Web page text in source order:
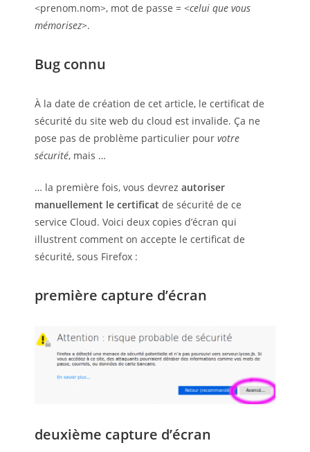
<prenom.nom>, mot de passe = <celui que vous
mémorisez>.
Bug connu
À la date de création de cet article, le certificat de
sécurité du site web du cloud est invalide. Ça ne
pose pas de problème particulier pour votre
sécurité, mais …
… la première fois, vous devrez autoriser
manuellement le certificat de sécurité de ce
service Cloud. Voici deux copies d’écran qui
illustrent comment on accepte le certificat de
sécurité, sous Firefox :
première capture d’écran
deuxième capture d’écran